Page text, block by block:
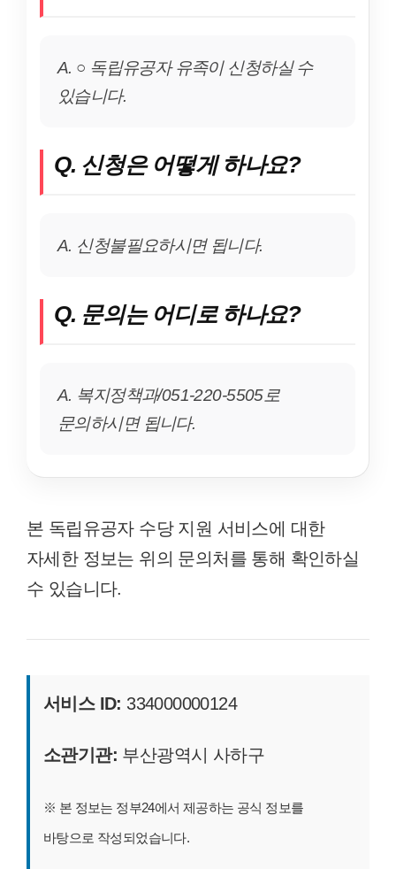
A. ○ 독립유공자 유족이 신청하실 수
있습니다.
Q. 신청은 어떻게 하나요?
A. 신청불필요하시면 됩니다.
Q. 문의는 어디로 하나요?
A. 복지정책과/051-220-5505로
문의하시면 됩니다.
본 독립유공자 수당 지원 서비스에 대한
자세한 정보는 위의 문의처를 통해 확인하실
수 있습니다.
서비스 ID: 334000000124
소관기관: 부산광역시 사하구
※ 본 정보는 정부24에서 제공하는 공식 정보를
바탕으로 작성되었습니다.